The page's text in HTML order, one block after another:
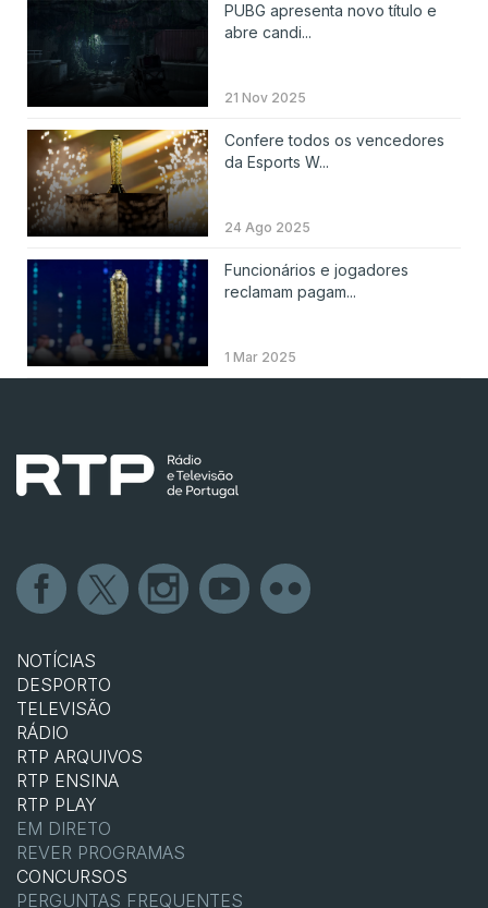
PUBG apresenta novo título e
abre candi...
21 Nov 2025
Confere todos os vencedores
da Esports W...
24 Ago 2025
Funcionários e jogadores
reclamam pagam...
1 Mar 2025
NOTÍCIAS
DESPORTO
TELEVISÃO
RÁDIO
RTP ARQUIVOS
RTP ENSINA
RTP PLAY
EM DIRETO
REVER PROGRAMAS
CONCURSOS
PERGUNTAS FREQUENTES